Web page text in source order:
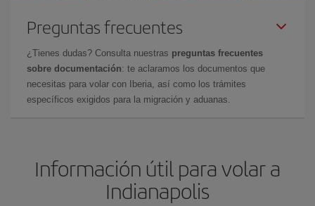
Preguntas frecuentes
¿Tienes dudas? Consulta nuestras preguntas frecuentes
sobre documentación: te aclaramos los documentos que
necesitas para volar con Iberia, así como los trámites
específicos exigidos para la migración y aduanas.
Información útil para volar a
Indianapolis